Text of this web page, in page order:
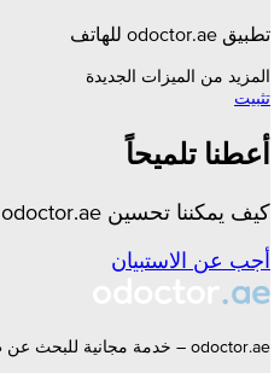
تطبيق odoctor.ae للهاتف
المزيد من الميزات الجديدة
تثبيت
أعطنا تلميحاً
كيف يمكننا تحسين odoctor.ae بالنسبة لك؟
أجب عن الاستبيان
odoctor.ae – خدمة مجانية للبحث عن طبيب وحجز موعد عبر الإنترنت